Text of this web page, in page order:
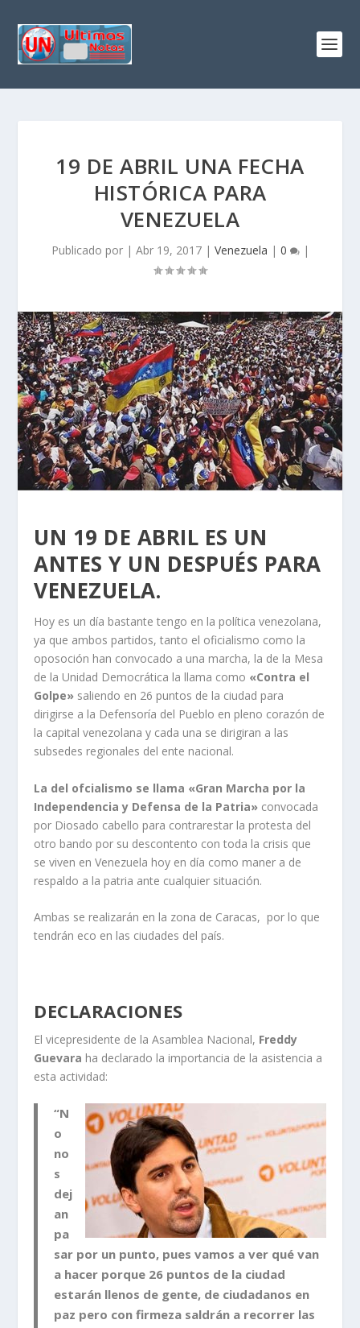
19 DE ABRIL UNA FECHA
HISTÓRICA PARA
VENEZUELA
Publicado por | Abr 19, 2017| Venezuela | 0 |
UN 19 DE ABRIL ES UN
ANTES Y UN DESPUÉS PARA
VENEZUELA.
Hoy es un día bastante tengo en la política venezolana,
ya que ambos partidos, tanto el oficialismo como la
oposoción han convocado a una marcha, la de la Mesa
de la Unidad Democrática la llama como «Contra el
Golpe» saliendo en 26 puntos de la ciudad para
dirigirse a la Defensoría del Pueblo en pleno corazón de
la capital venezolana y cada una se dirigiran a las
subsedes regionales del ente nacional.
La del ofcialismo se llama «Gran Marcha por la
Independencia y Defensa de la Patria» convocada
por Diosado cabello para contrarestar la protesta del
otro bando por su descontento con toda la crisis que
se viven en Venezuela hoy en día como maner a de
respaldo a la patria ante cualquier situación.
Ambas se realizarán en la zona de Caracas, por lo que
tendrán eco en las ciudades del país.
DECLARACIONES
El vicepresidente de la Asamblea Nacional, Freddy
Guevara ha declarado la importancia de la asistencia a
esta actividad:
“N
o
no
s
dej
an
pa
sar por un punto, pues vamos a ver qué van
a hacer porque 26 puntos de la ciudad
estarán llenos de gente, de ciudadanos en
paz pero con firmeza saldrán a recorrer las